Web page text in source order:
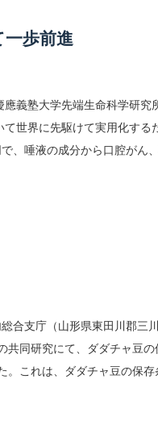
歩前進
義塾大学先端生命科学研究
世界に先駆けて実用化する
、唾液の成分から口腔がん
合支庁（山形県東田川郡三
同研究にて、ダダチャ豆
これは、ダダチャ豆の保